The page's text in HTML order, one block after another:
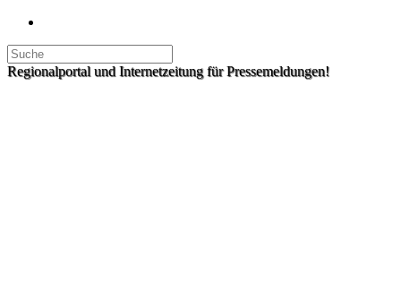
Regionalportal und Internetzeitung für Pressemeldungen!